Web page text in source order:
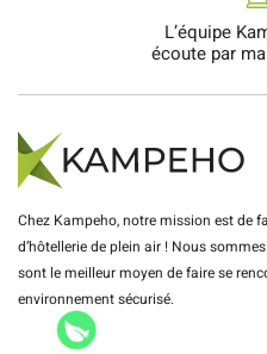
L’équipe
écoute par
Chez Kampeho, notre mission est de
d’hôtellerie de plein air ! Nous
sont le meilleur moyen de faire se
environnement sécurisé.